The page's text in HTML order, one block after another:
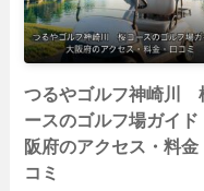
つるやゴルフ神崎川
ースのゴルフ場ガイド
阪府のアクセス・料金
コミ